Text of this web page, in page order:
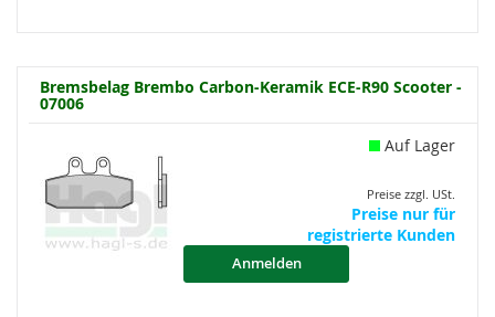
Bremsbelag Brembo Carbon-Keramik ECE-R90 Scooter -
07006
Auf Lager
Preise zzgl. USt.
Preise nur für
registrierte Kunden
Anmelden